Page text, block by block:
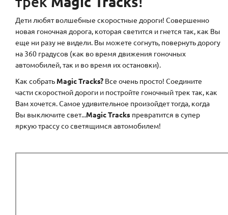
Дети любят волшебные скоростные дороги! Совершенно
новая гоночная дорога, которая светится и гнется так, как Вы
еще ни разу не видели. Вы можете согнуть, повернуть дорогу
на 360 градусов (как во время движения гоночных
автомобилей, так и во время их остановки).
Как собрать Magic Tracks? Все очень просто! Соедините
части скоростной дороги и постройте гоночный трек так, как
Вам хочется. Самое удивительное произойдет тогда, когда
Вы выключите свет...Magic Tracks превратится в супер
яркую трассу со светящимся автомобилем!